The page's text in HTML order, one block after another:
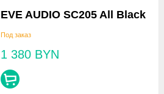
EVE AUDIO SC205 All Black
Под заказ
1 380 BYN